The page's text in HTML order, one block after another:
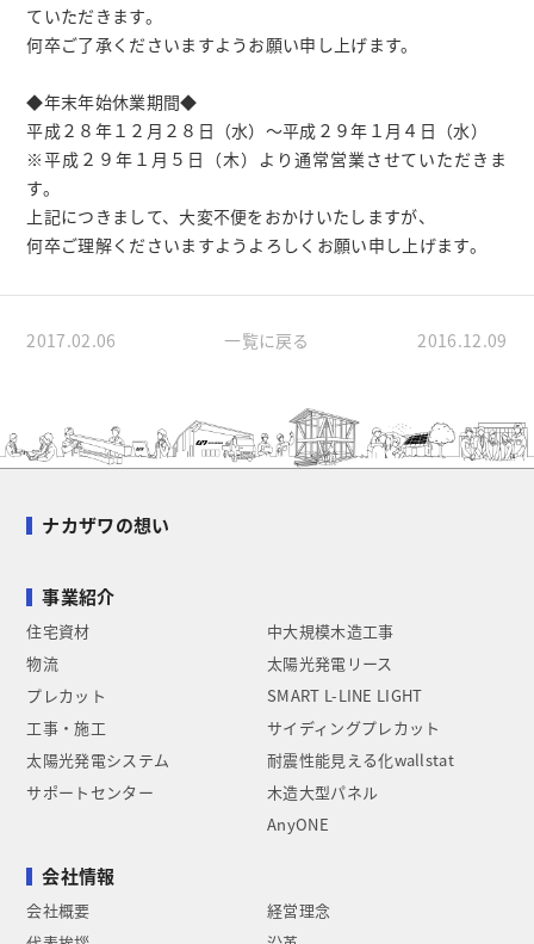
ていただきます。
何卒ご了承くださいますようお願い申し上げます。
◆年末年始休業期間◆
平成２８年１２月２８日（水）～平成２９年１月４日（水）
※平成２９年１月５日（木）より通常営業させていただきま
す。
上記につきまして、大変不便をおかけいたしますが、
何卒ご理解くださいますようよろしくお願い申し上げます。
2017.02.06 一覧に戻る 2016.12.09
ナカザワの想い
事業紹介
住宅資材
物流
プレカット
工事・施工
太陽光発電システム
サポートセンター
中大規模木造工事
太陽光発電リース
SMART L-LINE LIGHT
サイディングプレカット
耐震性能見える化wallstat
木造大型パネル
AnyONE
会社情報
会社概要
経営理念